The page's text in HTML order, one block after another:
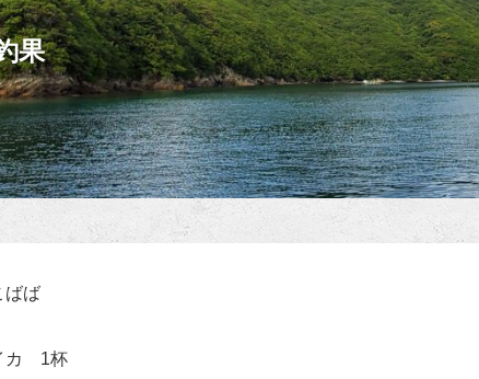
果
ば
カ 1杯